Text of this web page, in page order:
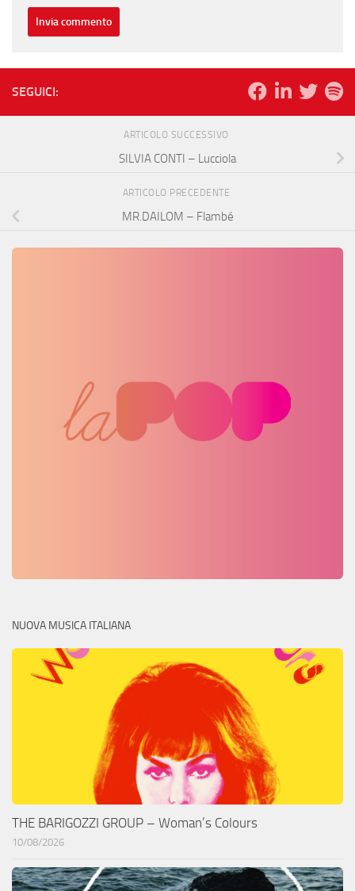
SEGUICI:
ARTICOLO SUCCESSIVO
SILVIA CONTI – Lucciola
ARTICOLO PRECEDENTE
MR.DAILOM – Flambé
NUOVA MUSICA ITALIANA
THE BARIGOZZI GROUP – Woman’s Colours
10/08/2026